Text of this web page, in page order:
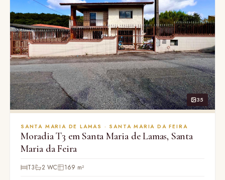
35
SANTA MARIA DE LAMAS · SANTA MARIA DA FEIRA
Moradia T3 em Santa Maria de Lamas, Santa
Maria da Feira
T3 2 WC 169 m²